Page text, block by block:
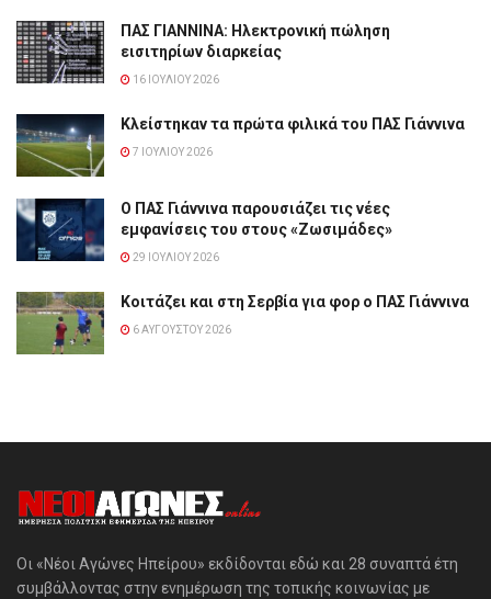
ΠΑΣ ΓΙΑΝΝΙΝΑ: Hλεκτρονική πώληση
εισιτηρίων διαρκείας
16 ΙΟΥΛΊΟΥ 2026
Κλείστηκαν τα πρώτα φιλικά του ΠΑΣ Γιάννινα
7 ΙΟΥΛΊΟΥ 2026
Ο ΠΑΣ Γιάννινα παρουσιάζει τις νέες
εμφανίσεις του στους «Ζωσιμάδες»
29 ΙΟΥΛΊΟΥ 2026
Κοιτάζει και στη Σερβία για φορ ο ΠΑΣ Γιάννινα
6 ΑΥΓΟΎΣΤΟΥ 2026
Οι «Νέοι Αγώνες Ηπείρου» εκδίδονται εδώ και 28 συναπτά έτη
συμβάλλοντας στην ενημέρωση της τοπικής κοινωνίας με